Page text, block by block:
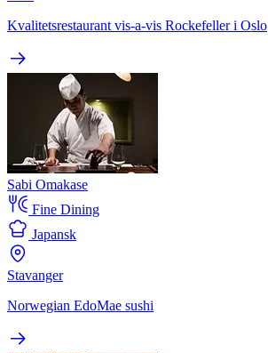
Kvalitetsrestaurant vis-a-vis Rockefeller i Oslo
Sabi Omakase
Fine Dining
Japansk
Stavanger
Norwegian EdoMae sushi